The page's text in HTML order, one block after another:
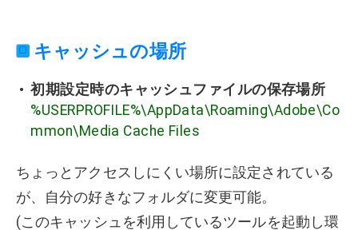
キャッシュの場所
初期設定時のキャッシュファイルの保存場所
%USERPROFILE%\AppData\Roaming\Adobe\Co
mmon\Media Cache Files
ちょっとアクセスしにくい場所に設定されている
が、自分の好きなフォルダに変更可能。
(このキャッシュを利用しているツールを起動し環